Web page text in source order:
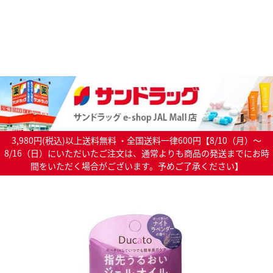
3,980円(税込)以上送料無料 ・全国送料一律600円【8/10（月）～
8/16（日）にいただいたご注文は、通常よりも商品の発送までにお時
間をいただく場合がございます。予めご了承ください】